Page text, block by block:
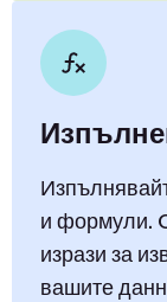
и формули.
изрази за
вашите